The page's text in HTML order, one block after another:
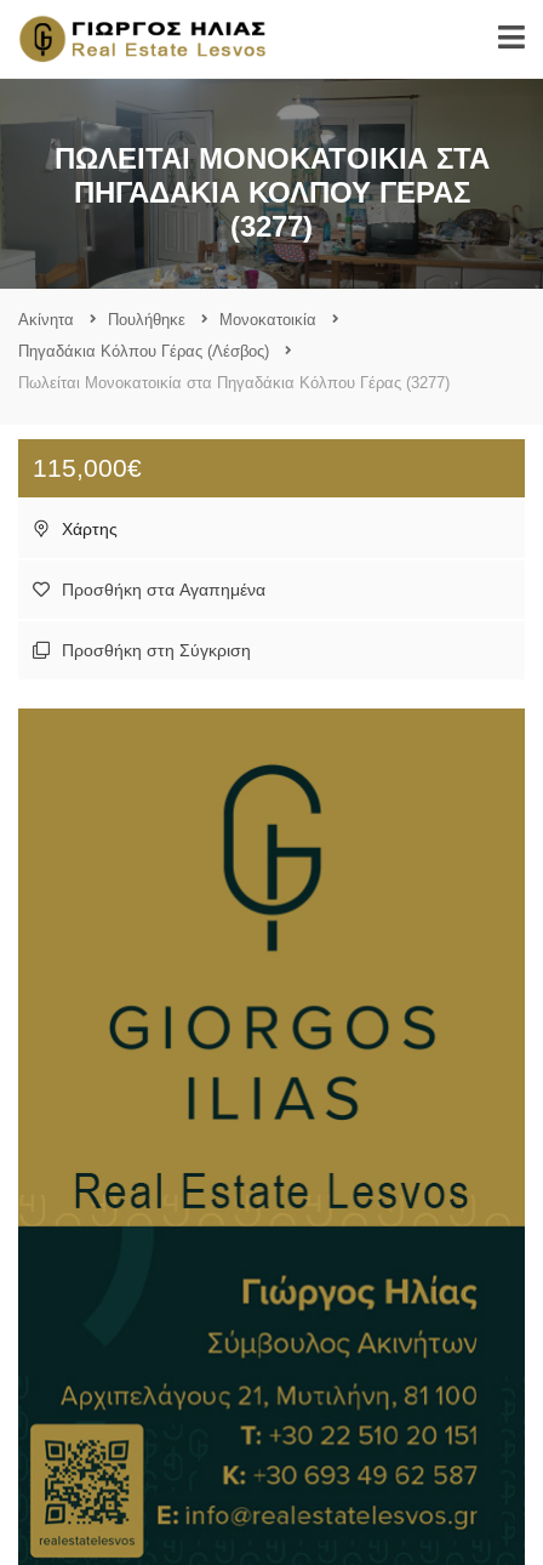
ΠΩΛΕΊΤΑΙ ΜΟΝΟΚΑΤΟΙΚΊΑ ΣΤΑ
ΠΗΓΑΔΆΚΙΑ ΚΌΛΠΟΥ ΓΈΡΑΣ
(3277)
Ακίνητα Πουλήθηκε
Μονοκατοικία
Πηγαδάκια Κόλπου Γέρας (Λέσβος)
Πωλείται Μονοκατοικία στα Πηγαδάκια Κόλπου Γέρας (3277)
115,000€
Χάρτης
Προσθήκη στα Αγαπημένα
Προσθήκη στη Σύγκριση